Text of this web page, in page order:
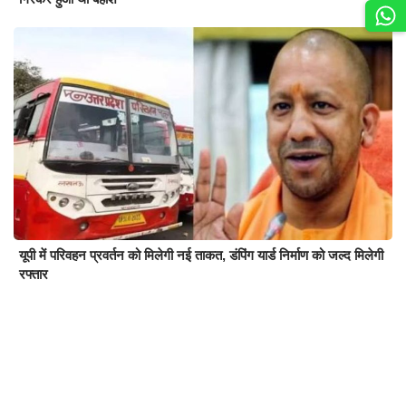
यूपी में परिवहन प्रवर्तन को मिलेगी नई ताकत, डंपिंग यार्ड निर्माण को जल्द मिलेगी
रफ्तार